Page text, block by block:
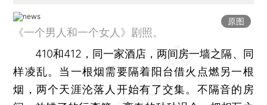
原图
《一个男人和一个女人》剧照。
410和412，同一家酒店，两间房一墙之隔、同
样凌乱。当一根烟需要隔着阳台借火点燃另一根
烟，两个天涯沦落人开始有了交集。不隔音的房